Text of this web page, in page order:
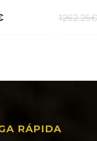
1262.25
RÁPIDA